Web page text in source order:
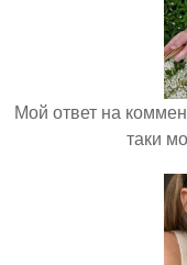
Мой ответ на
таки